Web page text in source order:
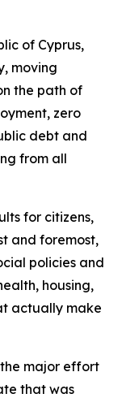
of Cyprus,
moving
the path of
zero
debt and
from all
for citizens,
and foremost,
policies and
housing,
actually make
major effort
that was